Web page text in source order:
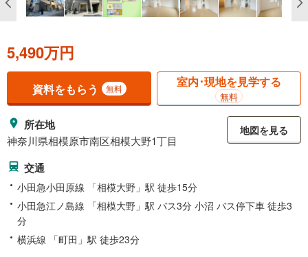
5,490万円
資料をもらう 無料 室内･現地を見学する
無料
所在地
神奈川県相模原市南区相模大野1丁目
地図を見る
交通
小田急小田原線 「相模大野」駅 徒歩15分
小田急江ノ島線 「相模大野」駅 バス3分 小沼 バス停下車 徒歩3
分
横浜線 「町田」駅 徒歩23分